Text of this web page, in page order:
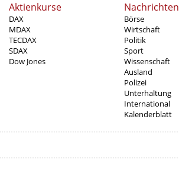
Aktienkurse
DAX
MDAX
TECDAX
SDAX
Dow Jones
Nachrichten
Börse
Wirtschaft
Politik
Sport
Wissenschaft
Ausland
Polizei
Unterhaltung
International
Kalenderblatt